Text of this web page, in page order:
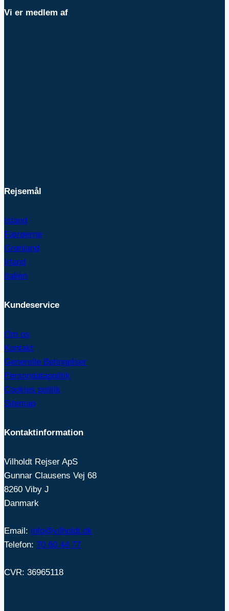
Vi er medlem af
Rejsemål
Island
Færøerne
Grønland
Irland
Italien
Kundeservice
Om os
Kontakt
Generelle Betingelser
Persondatapolitik
Cookies politik
Sitemap
Kontaktinformation
Vilholdt Rejser ApS
Gunnar Clausens Vej 68
8260 Viby J
Danmark
Email: info@vilholdt.dk
Telefon: 70 60 44 77
CVR: 36965118